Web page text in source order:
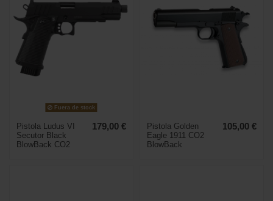
Fuera de stock
Pistola Ludus VI
Secutor Black
BlowBack CO2
179,00 €
Pistola Golden
Eagle 1911 CO2
BlowBack
105,00 €